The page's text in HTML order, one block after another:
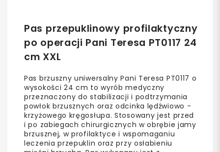
Pas przepuklinowy profilaktyczny
po operacji Pani Teresa PT0117 24
cm XXL
Pas brzuszny uniwersalny Pani Teresa PT0117 o
wysokości 24 cm to wyrób medyczny
przeznaczony do stabilizacji i podtrzymania
powłok brzusznych oraz odcinka lędźwiowo -
krzyżowego kręgosłupa. Stosowany jest przed
i po zabiegach chirurgicznych w obrębie jamy
brzusznej, w profilaktyce i wspomaganiu
leczenia przepuklin oraz przy osłabieniu